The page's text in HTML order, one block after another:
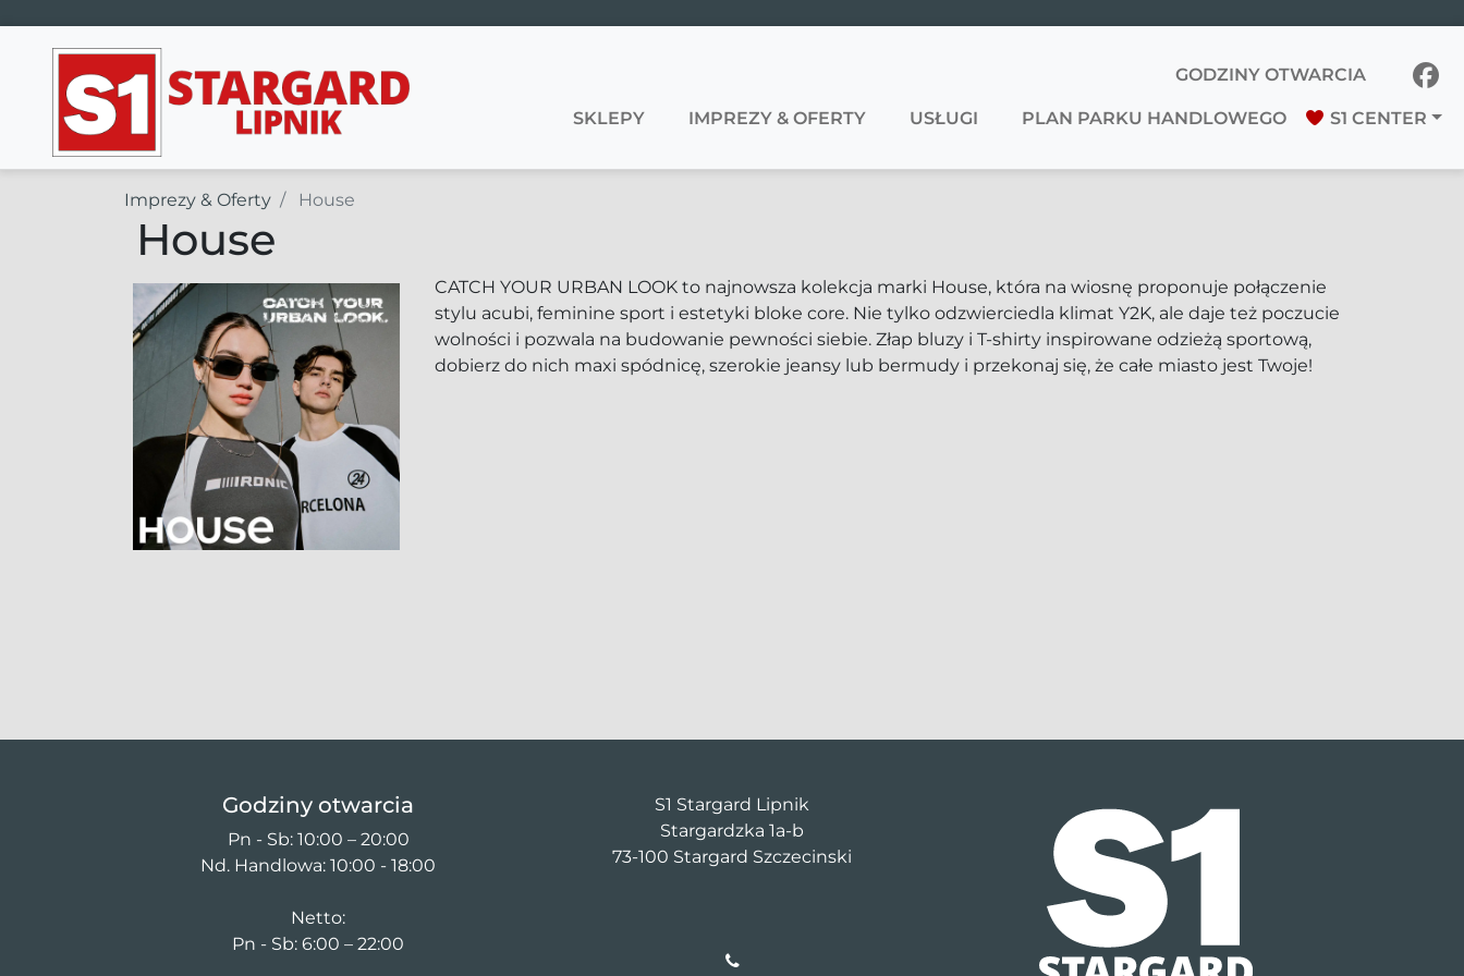
Main Navigation
GODZINY OTWARCIA
SKLEPY IMPREZY & OFERTY USŁUGI PLAN PARKU HANDLOWEGO S1 CENTER
Imprezy & Oferty House
House
CATCH YOUR URBAN LOOK to najnowsza kolekcja marki House, która na wiosnę proponuje połączenie
stylu acubi, feminine sport i estetyki bloke core. Nie tylko odzwierciedla klimat Y2K, ale daje też poczucie
wolności i pozwala na budowanie pewności siebie. Złap bluzy i T-shirty inspirowane odzieżą sportową,
dobierz do nich maxi spódnicę, szerokie jeansy lub bermudy i przekonaj się, że całe miasto jest Twoje!
Godziny otwarcia
Pn - Sb: 10:00 – 20:00
Nd. Handlowa: 10:00 - 18:00
Netto:
Pn - Sb: 6:00 – 22:00
S1 Stargard Lipnik
Stargardzka 1a-b
73-100 Stargard Szczecinski